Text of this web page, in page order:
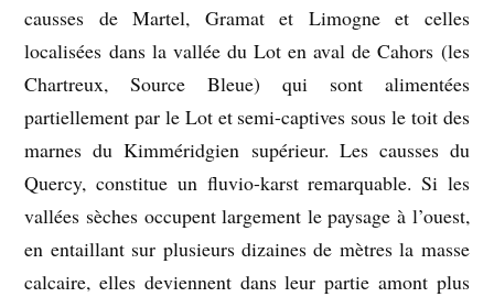
causses de Martel, Gramat et Limogne et celles
localisées dans la vallée du Lot en aval de Cahors (les
Chartreux, Source Bleue) qui sont alimentées
partiellement par le Lot et semi-captives sous le toit des
marnes du Kimméridgien supérieur. Les causses du
Quercy, constitue un fluvio-karst remarquable. Si les
vallées sèches occupent largement le paysage à l’ouest,
en entaillant sur plusieurs dizaines de mètres la masse
calcaire, elles deviennent dans leur partie amont plus